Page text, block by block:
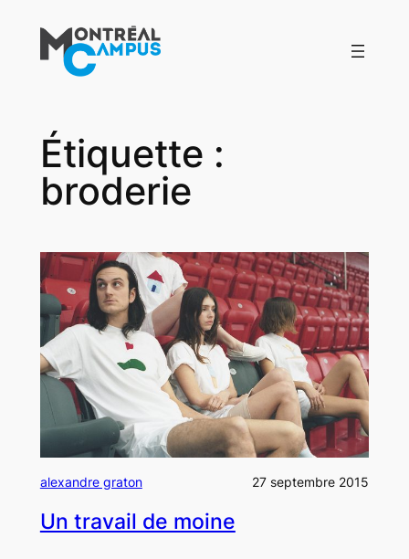
contenu
Étiquette :
broderie
alexandre graton 27 septembre 2015
Un travail de moine